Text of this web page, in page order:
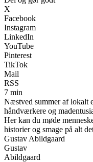
X
Facebook
Instagram
LinkedIn
YouTube
Pinterest
TikTok
Mail
RSS
7 min
Næstved summer af lokalt
håndværkere og
Her kan du møde
historier og smage på alt
Gustav Abildgaard
Gustav
Abildgaard